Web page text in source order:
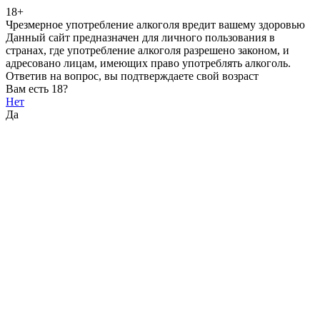
18+
Чрезмерное употребление алкоголя вредит вашему здоровью
Данный сайт предназначен для личного пользования в
странах, где употребление алкоголя разрешено законом, и
адресовано лицам, имеющих право употреблять алкоголь.
Ответив на вопрос, вы подтверждаете свой возраст
Вам есть 18?
Нет
Да